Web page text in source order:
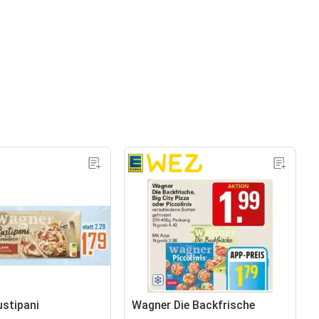
Wagner Die Backfrische